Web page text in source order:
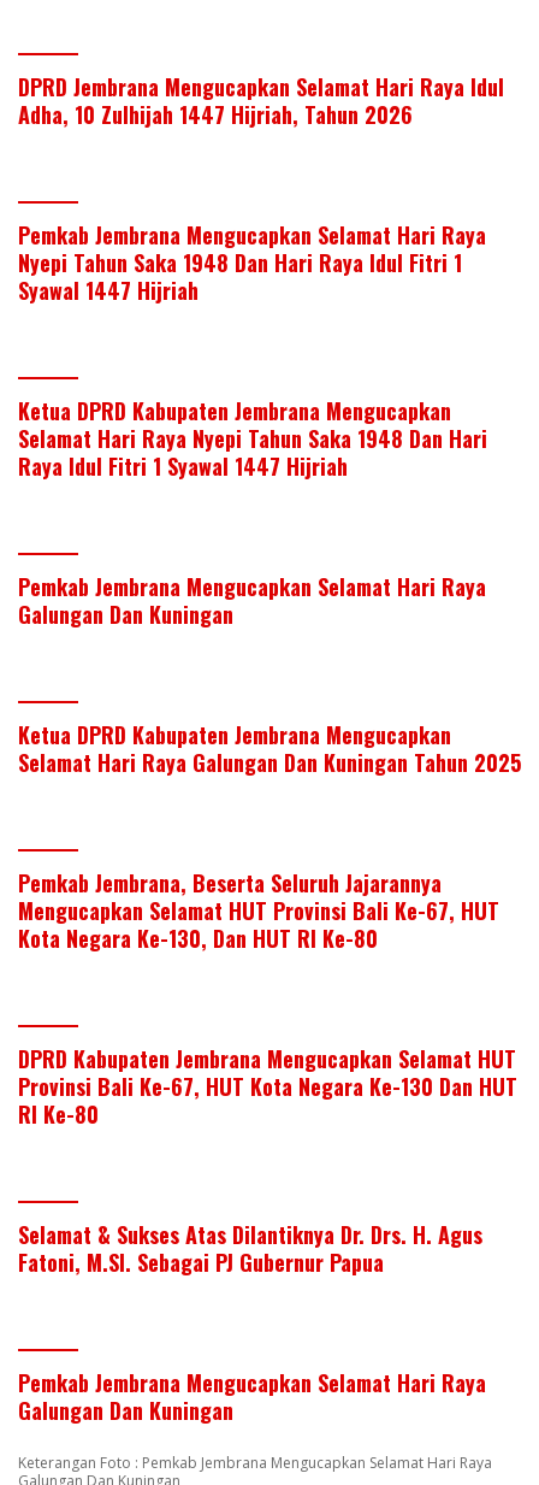
DPRD Jembrana Mengucapkan Selamat Hari Raya Idul
Adha, 10 Zulhijah 1447 Hijriah, Tahun 2026
Pemkab Jembrana Mengucapkan Selamat Hari Raya
Nyepi Tahun Saka 1948 Dan Hari Raya Idul Fitri 1
Syawal 1447 Hijriah
Ketua DPRD Kabupaten Jembrana Mengucapkan
Selamat Hari Raya Nyepi Tahun Saka 1948 Dan Hari
Raya Idul Fitri 1 Syawal 1447 Hijriah
Pemkab Jembrana Mengucapkan Selamat Hari Raya
Galungan Dan Kuningan
Ketua DPRD Kabupaten Jembrana Mengucapkan
Selamat Hari Raya Galungan Dan Kuningan Tahun 2025
Pemkab Jembrana, Beserta Seluruh Jajarannya
Mengucapkan Selamat HUT Provinsi Bali Ke-67, HUT
Kota Negara Ke-130, Dan HUT RI Ke-80
DPRD Kabupaten Jembrana Mengucapkan Selamat HUT
Provinsi Bali Ke-67, HUT Kota Negara Ke-130 Dan HUT
RI Ke-80
Selamat & Sukses Atas Dilantiknya Dr. Drs. H. Agus
Fatoni, M.SI. Sebagai PJ Gubernur Papua
Pemkab Jembrana Mengucapkan Selamat Hari Raya
Galungan Dan Kuningan
Keterangan Foto : Pemkab Jembrana Mengucapkan Selamat Hari Raya
Galungan Dan Kuningan